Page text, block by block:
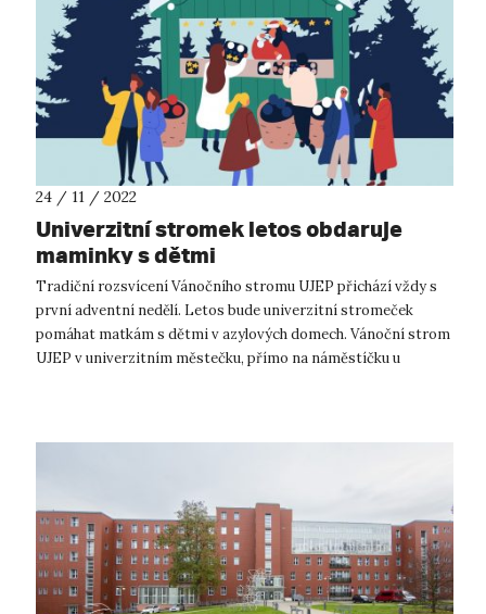
24 / 11 / 2022
Univerzitní stromek letos obdaruje
maminky s dětmi
Tradiční rozsvícení Vánočního stromu UJEP přichází vždy s
první adventní nedělí. Letos bude univerzitní stromeček
pomáhat matkám s dětmi v azylových domech. Vánoční strom
UJEP v univerzitním městečku, přímo na náměstíčku u